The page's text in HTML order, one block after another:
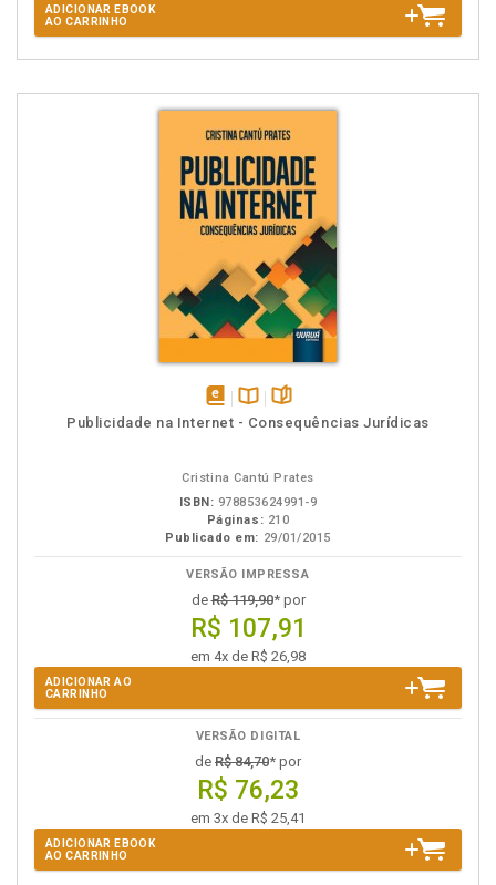
ADICIONAR EBOOK
AO CARRINHO
disponívelDisponível
páginas
Publicidade na Internet - Consequências Jurídicas
Cristina Cantú Prates
ISBN: 978853624991-9
Páginas: 210
Publicado em: 29/01/2015
VERSÃO IMPRESSA
deR$ 119,90* por
R$ 107,91
em 4x de R$ 26,98
ADICIONAR AO
CARRINHO
VERSÃO DIGITAL
de R$ 84,70* por
R$ 76,23
em 3x de R$ 25,41
ADICIONAR EBOOK
AO CARRINHO